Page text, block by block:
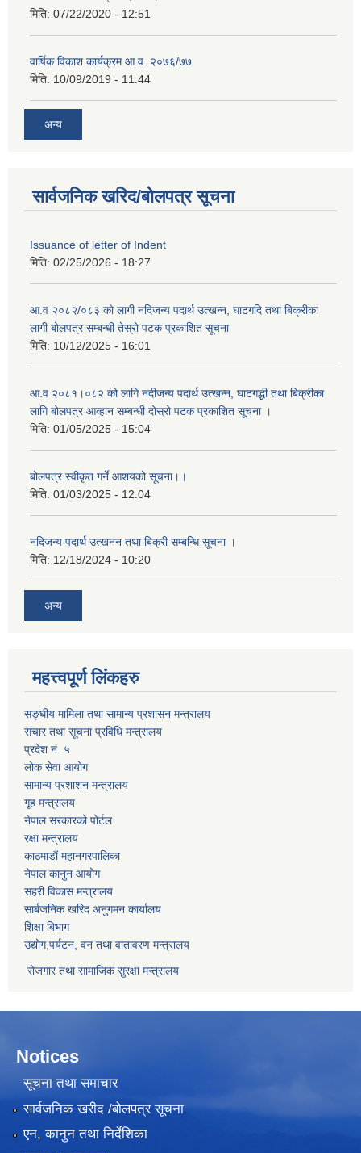
मिति: 07/22/2020 - 12:51
वार्षिक विकाश कार्यक्रम आ.व. २०७६/७७
मिति: 10/09/2019 - 11:44
अन्य
सार्वजनिक खरिद/बोलपत्र सूचना
Issuance of letter of Indent
मिति: 02/25/2026 - 18:27
आ.व २०८२/०८३ को लागी नदिजन्य पदार्थ उत्खन्न, घाटगदि तथा बिक्रीका
लागी बोलपत्र सम्बन्धी तेस्रो पटक प्रकाशित सूचना
मिति: 10/12/2025 - 16:01
आ.व २०८१।०८२ को लागि नदीजन्य पदार्थ उत्खन्न, घाटगद्धी तथा बिक्रीका
लागि बोलपत्र आव्हान सम्बन्धी दोस्रो पटक प्रकाशित सूचना ।
मिति: 01/05/2025 - 15:04
बोलपत्र स्वीकृत गर्ने आशयको सूचना।।
मिति: 01/03/2025 - 12:04
नदिजन्य पदार्थ उत्खनन तथा बिक्री सम्बन्धि सूचना ।
मिति: 12/18/2024 - 10:20
अन्य
महत्त्वपूर्ण लिंकहरु
सङ्घीय मामिला तथा सामान्य प्रशासन मन्त्रालय
संचार तथा सूचना प्रविधि मन्त्रालय
प्रदेश नं. ५
लोक सेवा आयोग
सामान्य प्रशाशन मन्त्रालय
गृह मन्त्रालय
नेपाल सरकारको पोर्टल
रक्षा मन्त्रालय
काठमाडौं महानगरपालिका
नेपाल कानुन आयोग
सहरी विकास मन्त्रालय
सार्बजनिक खरिद अनुगमन कार्यालय
शिक्षा बिभाग
उद्योग,पर्यटन, वन तथा वातावरण मन्त्रालय
रोजगार तथा सामाजिक सुरक्षा मन्त्रालय
Notices
सूचना तथा समाचार
सार्वजनिक खरीद /बोलपत्र सूचना
एन, कानुन तथा निर्देशिका